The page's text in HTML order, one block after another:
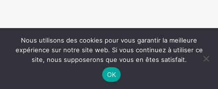
Nous utilisons des cookies pour vous garantir la meilleure
expérience sur notre site web. Si vous continuez à utiliser ce
site, nous supposerons que vous en êtes satisfait.
OK